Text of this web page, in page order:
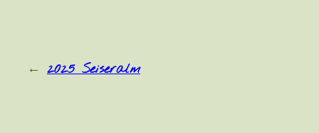
← 2025 Seiseralm